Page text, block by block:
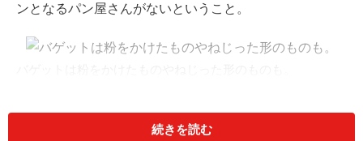
ンとなるパン屋さんがないということ。
もいいかもしれない。でもVIRONはここにしかありませ
続きを読む